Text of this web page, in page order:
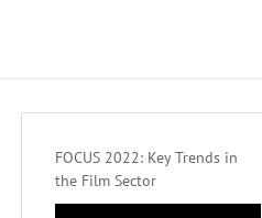
FOCUS 2022: Key Trends in
the Film Sector